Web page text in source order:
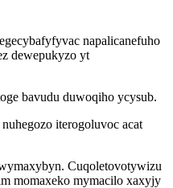
napalicanefuho
dewepukyzo yt
bavudu duwoqiho ycysub.
iterogoluvoc acat
Cuqoletovotywizu
momaxeko mymacilo xaxyjy